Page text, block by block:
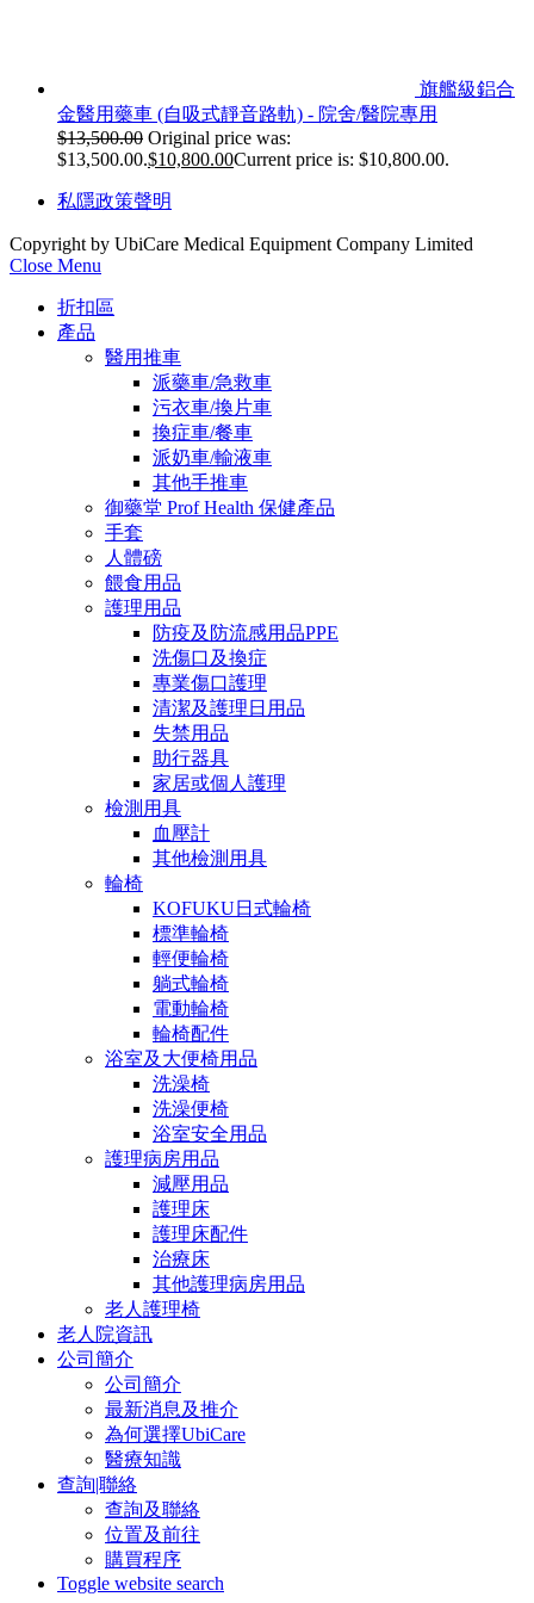
旗艦級鋁合
金醫用藥車 (自吸式靜音路軌) - 院舍/醫院專用
$13,500.00 Original price was:
$13,500.00.$10,800.00Current price is: $10,800.00.
私隱政策聲明
Copyright by UbiCare Medical Equipment Company Limited
Close Menu
折扣區
產品
醫用推車
派藥車/急救車
污衣車/換片車
換症車/餐車
派奶車/輸液車
其他手推車
御藥堂 Prof Health 保健產品
手套
人體磅
餵食用品
護理用品
防疫及防流感用品PPE
洗傷口及換症
專業傷口護理
清潔及護理日用品
失禁用品
助行器具
家居或個人護理
檢測用具
血壓計
其他檢測用具
輪椅
KOFUKU日式輪椅
標準輪椅
輕便輪椅
躺式輪椅
電動輪椅
輪椅配件
浴室及大便椅用品
洗澡椅
洗澡便椅
浴室安全用品
護理病房用品
減壓用品
護理床
護理床配件
治療床
其他護理病房用品
老人護理椅
老人院資訊
公司簡介
公司簡介
最新消息及推介
為何選擇UbiCare
醫療知識
查詢|聯絡
查詢及聯絡
位置及前往
購買程序
Toggle website search